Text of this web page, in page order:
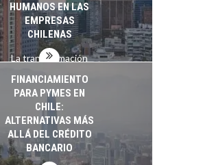
HUMANOS EN LAS
EMPRESAS
CHILENAS
La transformación
recursos humanos en
las empresas…
FINANCIAMIENTO
PARA PYMES EN
CHILE:
ALTERNATIVAS MÁS
ALLÁ DEL CRÉDITO
BANCARIO